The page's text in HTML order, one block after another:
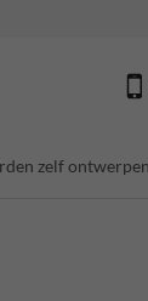
zelf ontwerpen